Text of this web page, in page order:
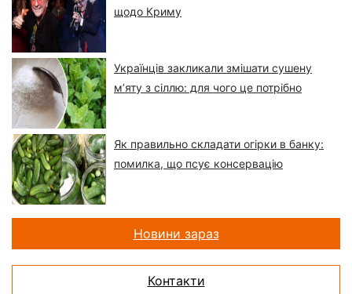
щодо Криму
Українців закликали змішати сушену
м’яту з сіллю: для чого це потрібно
Як правильно складати огірки в банку:
помилка, що псує консервацію
Новини зараз
Контакти